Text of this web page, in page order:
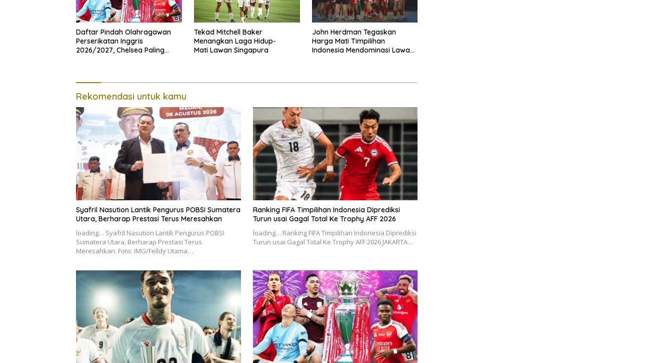
Daftar Pindah Olahragawan
Perserikatan Inggris
2026/2027, Chelsea Paling
Tekad Mitchell Baker
Menangkan Laga Hidup-
Mati Lawan Singapura
John Herdman Tegaskan
Harga Mati Timpilihan
Indonesia Mendominasi Lawan
Rekomendasi untuk kamu
Syafril Nasution Lantik Pengurus POBSI Sumatera
Utara, Berharap Prestasi Terus Meresahkan
loading… Syafril Nasution Lantik Pengurus POBSI
Sumatera Utara, Berharap Prestasi Terus
Meresahkan. Foto: IMG/Felldy Utama…
Ranking FIFA Timpilihan Indonesia Diprediksi
Turun usai Gagal Total Ke Trophy AFF 2026
loading… Ranking FIFA Timpilihan Indonesia Diprediksi
Turun usai Gagal Total Ke Trophy AFF 2026 JAKARTA…